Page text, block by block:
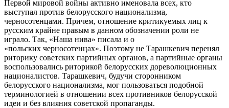
Первой мировой войны активно именовала всех, кто
выступал против белорусского национализма,
черносотенцами. Причем, отношение критикуемых лиц к
русским крайне правым в данном обозначении роли не
играло. Так, «Наша нива» писала и о
«польских черносотенцах». Поэтому не Тарашкевич перенял
риторику советских партийных органов, а партийные органы
воспользовались риторикой белорусских дореволюционных
националистов. Тарашкевич, будучи сторонником
белорусского национализма, мог пользоваться подобной
терминологией в отношении всех противников белорусской
идеи и без влияния советской пропаганды.